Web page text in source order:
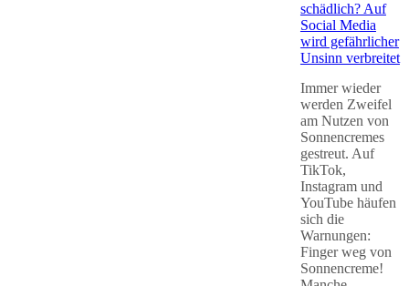
schädlich? Auf
Social Media
wird gefährlicher
Unsinn verbreitet
Immer wieder
werden Zweifel
am Nutzen von
Sonnencremes
gestreut. Auf
TikTok,
Instagram und
YouTube häufen
sich die
Warnungen:
Finger weg von
Sonnencreme!